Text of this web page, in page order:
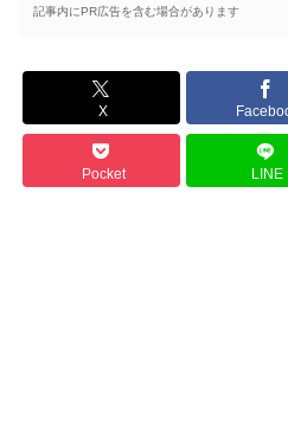
記事内にPR広告を含む場合があります
X
Pocket LINE